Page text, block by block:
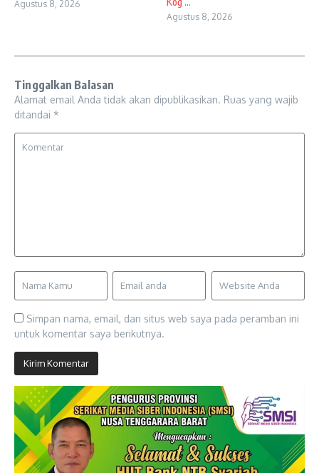
Agustus 8, 2026
Agustus 8, 2026
Tinggalkan Balasan
Alamat email Anda tidak akan dipublikasikan. Ruas yang wajib
ditandai *
Simpan nama, email, dan situs web saya pada peramban ini
untuk komentar saya berikutnya.